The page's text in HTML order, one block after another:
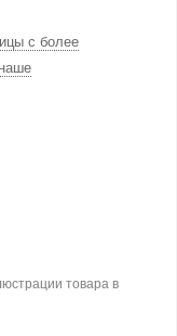
с более
товара в